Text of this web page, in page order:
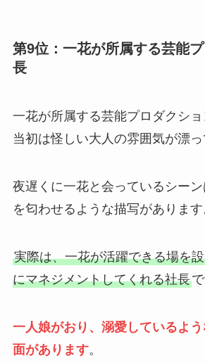
第9位：一花が所属する芸能
長
一花が所属する芸能プロダクシ
当初は怪しい大人の雰囲気が漂っ
夜遅くに一花と会っているシー
を匂わせるような描写があります
実際は、一花が活躍できる場を
にマネジメントしてくれる社長で
一人娘がおり、溺愛しているよ
面があります。